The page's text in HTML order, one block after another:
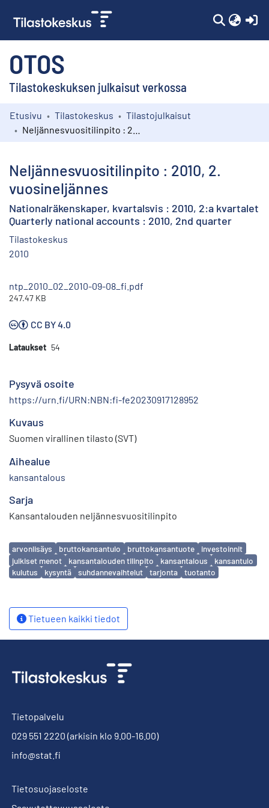
OTOS
Tilastokeskuksen julkaisut verkossa
Kokoelmat
Etusivu Tilastokeskus
Tilastojulkaisut
Neljännesvuositilinpito : 2010, 2.
vuosineljännes
Nationalräkenskaper, kvartalsvis : 2010, 2:a kvartalet
Quarterly national accounts : 2010, 2nd quarter
Tilastokeskus
2010
ntp_2010_02_2010-09-08_fi.pdf
247.47 KB
CC BY 4.0
Lataukset 54
Pysyvä osoite
https://urn.fi/URN:NBN:fi-fe20230917128952
Kuvaus
Suomen virallinen tilasto (SVT)
Aihealue
kansantalous
Sarja
Kansantalouden neljännesvuositilinpito
Avainsanat
arvonlisäys bruttokansantulo bruttokansantuote
investoinnit
julkiset menot
kansantalouden tilinpito kansantalous
kansantulo
kulutus
kysyntä suhdannevaihtelut tarjonta tuotanto
Tietueen kaikki tiedot
Tietopalvelu
029 551 2220 (arkisin klo 9.00-16.00)
info@stat.fi
Tietosuojaseloste